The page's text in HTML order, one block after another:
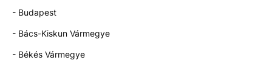
- Budapest
- Bács-Kiskun Vármegye
- Békés Vármegye